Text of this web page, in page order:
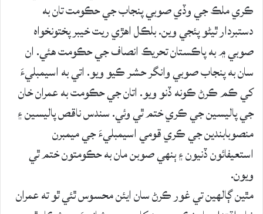
ڪري ملڪ جي وڏي صوبي پنجاب جي حڪومت تان به
دستبردار ٿيڻو پئجي وين. بلڪل اهڙي ريت خيبر پختونخواه
صوبي ۾ به پاڪستان تحريڪ انصاف جي حڪومت هئي. ان
سان به پنجاب صوبي وانگر حشر ڪيو ويو. اتي به اسيمبليءَ
کي ڪم ڪرڻ ڪونه ڏنو ويو. اتان جي حڪومت به عمران خان
جي پاليسين جي ڪري ختم ٿي وئي. سندس ناقص پاليسين ۽
منصوبابندين جي ڪري قومي اسيمبليءَ جي ميمبرن
استعيفائون ڏنيون ۽ ٻنهي صوبن مان به حڪومتون ختم ٿي
ويون.
مٿين ڳالهين تي غور ڪرڻ سان ايئن محسوس ٿئي ٿو ته عمران